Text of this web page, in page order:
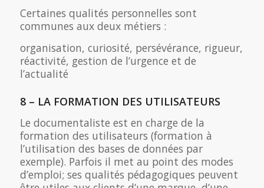
Certaines qualités personnelles sont
communes aux deux métiers :
organisation, curiosité, persévérance, rigueur,
réactivité, gestion de l’urgence et de
l’actualité
8 – LA FORMATION DES UTILISATEURS
Le documentaliste est en charge de la
formation des utilisateurs (formation à
l’utilisation des bases de données par
exemple). Parfois il met au point des modes
d’emploi; ses qualités pédagogiques peuvent